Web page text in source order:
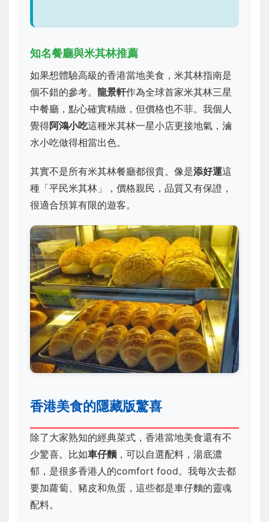
知名餐廳與米其林推薦
如果想體驗高級的香港當地美食，米其林指南是
個不錯的參考。 龍景軒作為全球首家米其林三星
中餐廳，點心確實精緻，但價格也不菲。我個人
覺得阿鴻小吃這種米其林一星小店更接地氣，滷
水小吃做得相當出色。
其實不是所有米其林餐廳都很貴。像是添好運這
種「平民米其林」，價格親民，品質又有保證，
很適合預算有限的遊客。
香港美食的隱藏版驚喜
除了大家熟知的經典菜式，香港當地美食還有不
少驚喜。比如車仔麵 ，可以自選配料，湯底濃
郁，是很多香港人的comfort food。我每次去都
要加蘿蔔、豬皮和魚蛋，這些都是車仔麵的靈魂
配料。